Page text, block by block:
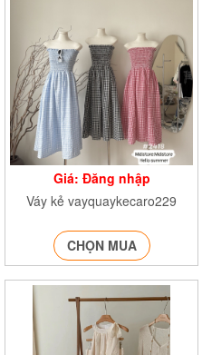
Giá: Đăng nhập
Váy kẻ vayquaykecaro229
CHỌN MUA